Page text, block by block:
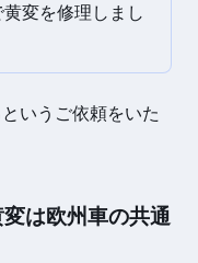
変を修理しまし
いうご依頼をいた
は欧州車の共通